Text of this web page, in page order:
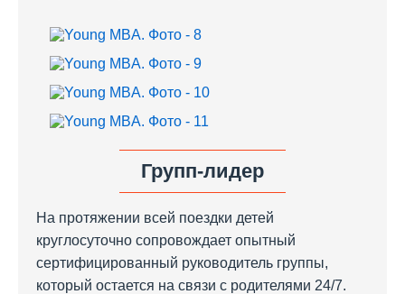
Групп-лидер
На протяжении всей поездки детей
круглосуточно сопровождает опытный
сертифицированный руководитель группы,
который остается на связи с родителями 24/7.